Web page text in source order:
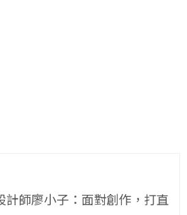
計師廖小子：面對創作，打直